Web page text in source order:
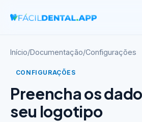
Início/Documentação/Configurações
CONFIGURAÇÕES
Preencha os
seu logotipo